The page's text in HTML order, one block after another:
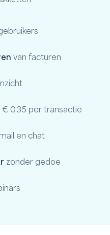
van facturen
€ 0,35 per transactie
en chat
zonder gedoe